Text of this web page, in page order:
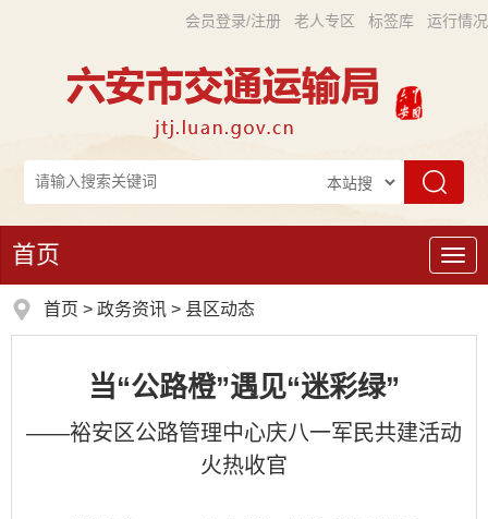
会员登录/注册 老人专区 标签库 运行情况
导
航
首页
首页 > 政务资讯 > 县区动态
当“公路橙”遇见“迷彩绿”
——裕安区公路管理中心庆八一军民共建活动
火热收官